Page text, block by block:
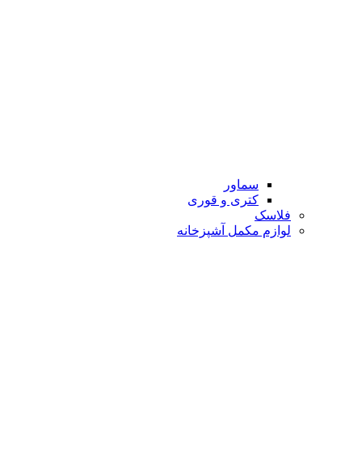
سماور
کتری و قوری
فلاسک
لوازم مکمل آشپزخانه